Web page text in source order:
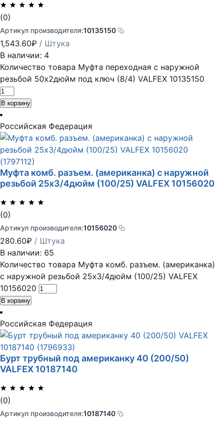
(0)
Артикул производителя:10135150
1,543.60₽ / Штука
В наличии: 4
Количество товара Муфта переходная с наружной
резьбой 50х2дюйм под ключ (8/4) VALFEX 10135150
В корзину
Российская Федерация
Муфта комб. разъем. (американка) с наружной
резьбой 25х3/4дюйм (100/25) VALFEX 10156020
(0)
Артикул производителя:10156020
280.60₽ / Штука
В наличии: 65
Количество товара Муфта комб. разъем. (американка)
с наружной резьбой 25х3/4дюйм (100/25) VALFEX
10156020
В корзину
Российская Федерация
Бурт трубный под американку 40 (200/50)
VALFEX 10187140
(0)
Артикул производителя:10187140